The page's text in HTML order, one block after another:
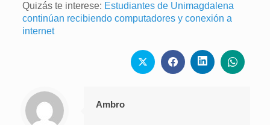
Quizás te interese: Estudiantes de Unimagdalena
continúan recibiendo computadores y conexión a
internet
Ambro